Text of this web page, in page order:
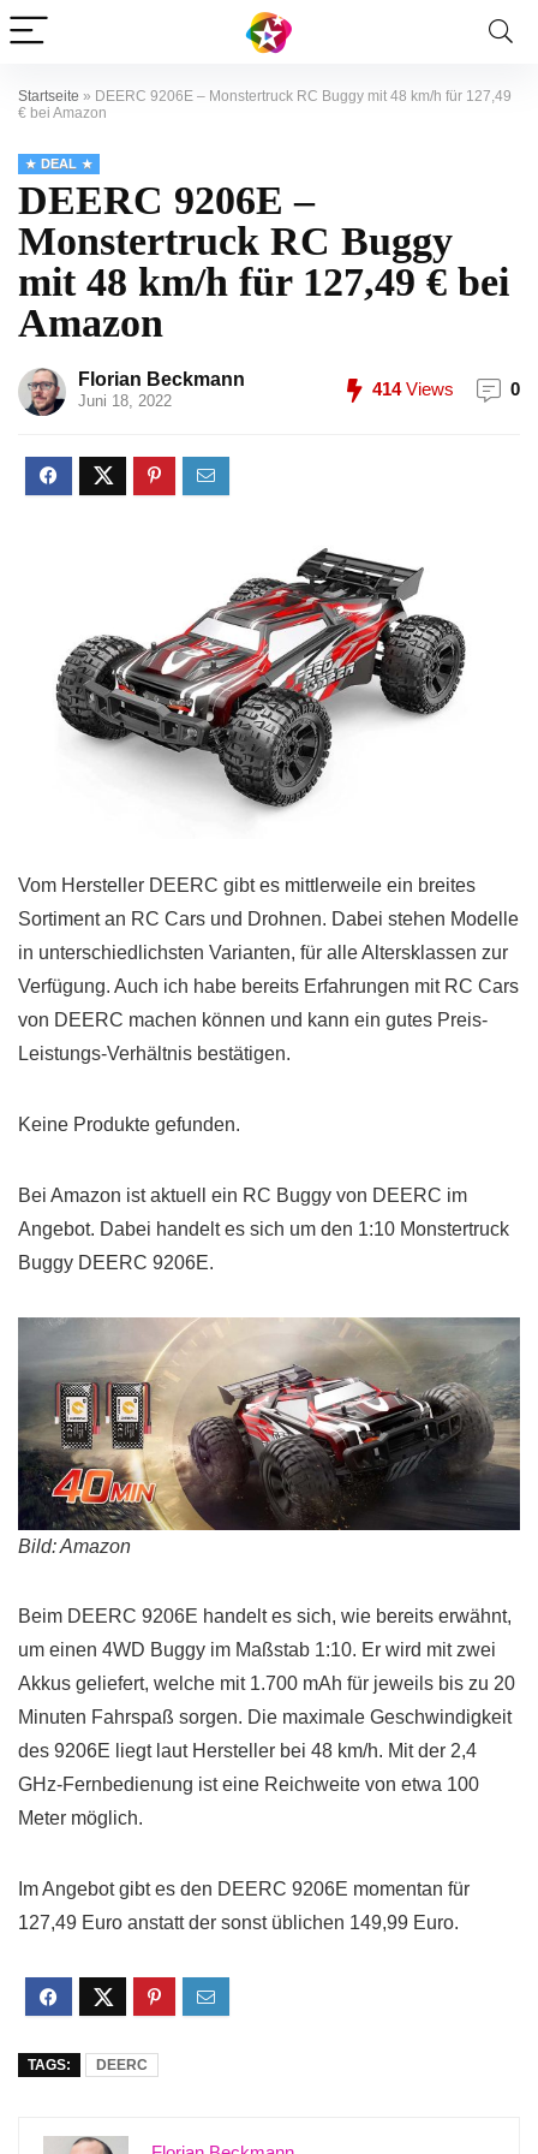
Startseite » DEERC 9206E – Monstertruck RC Buggy mit 48 km/h für 127,49
€ bei Amazon
DEAL
DEERC 9206E –
Monstertruck RC Buggy
mit 48 km/h für 127,49 € bei
Amazon
Florian Beckmann
Juni 18, 2022
414Views 0
Vom Hersteller DEERC gibt es mittlerweile ein breites
Sortiment an RC Cars und Drohnen. Dabei stehen Modelle
in unterschiedlichsten Varianten, für alle Altersklassen zur
Verfügung. Auch ich habe bereits Erfahrungen mit RC Cars
von DEERC machen können und kann ein gutes Preis-
Leistungs-Verhältnis bestätigen.
Keine Produkte gefunden.
Bei Amazon ist aktuell ein RC Buggy von DEERC im
Angebot. Dabei handelt es sich um den 1:10 Monstertruck
Buggy DEERC 9206E.
Bild: Amazon
Beim DEERC 9206E handelt es sich, wie bereits erwähnt,
um einen 4WD Buggy im Maßstab 1:10. Er wird mit zwei
Akkus geliefert, welche mit 1.700 mAh für jeweils bis zu 20
Minuten Fahrspaß sorgen. Die maximale Geschwindigkeit
des 9206E liegt laut Hersteller bei 48 km/h. Mit der 2,4
GHz-Fernbedienung ist eine Reichweite von etwa 100
Meter möglich.
Im Angebot gibt es den DEERC 9206E momentan für
127,49 Euro anstatt der sonst üblichen 149,99 Euro.
TAGS: DEERC